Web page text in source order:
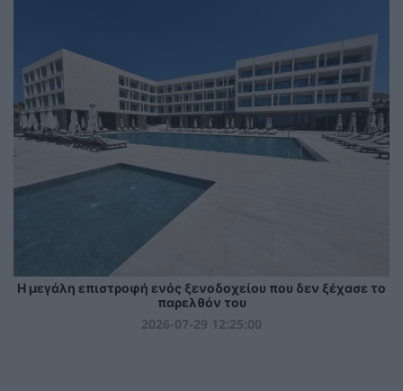
Η μεγάλη επιστροφή ενός ξενοδοχείου που δεν ξέχασε το
παρελθόν του
2026-07-29 12:25:00